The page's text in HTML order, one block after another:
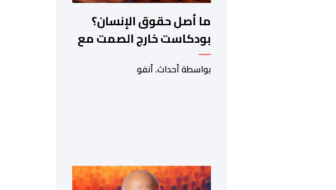
ما أصل حقوق الإنسان؟
بودكاست خارج الصمت مع
حكيم بلمداحي
بواسطة أحداث. أنفو